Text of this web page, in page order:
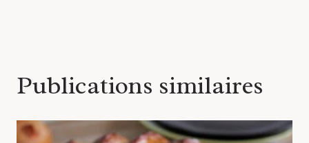
Publications similaires